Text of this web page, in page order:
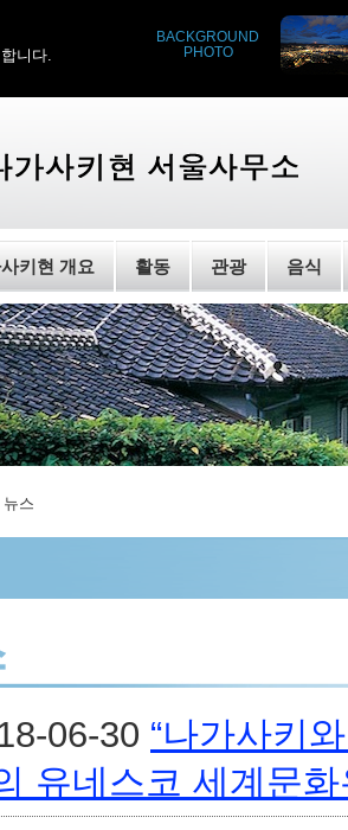
니다.
BACKGROUND
PHOTO
키현 개요 활동 관광 음식
뉴스
06-30 “나가사키
유네스코 세계문